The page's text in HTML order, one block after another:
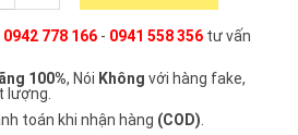
0942 778 166 - 0941 558 356 tư vấn
100%, Nói Không với hàng fake,
lượng.
toán khi nhận hàng (COD).